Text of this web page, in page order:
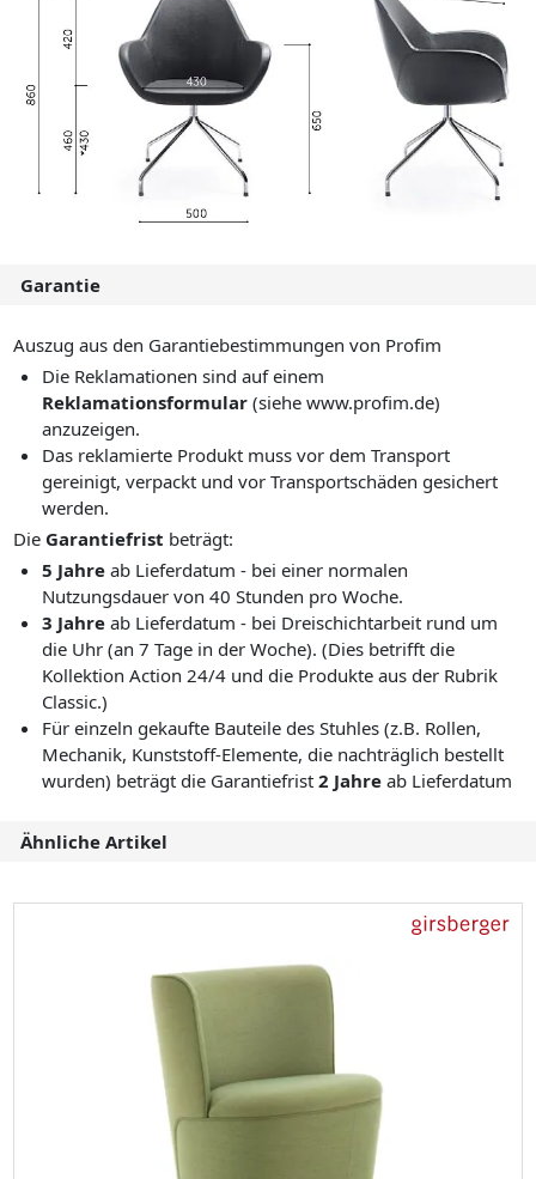
Garantie
Auszug aus den Garantiebestimmungen von Profim
Die Reklamationen sind auf einem
Reklamationsformular (siehe www.profim.de)
anzuzeigen.
Das reklamierte Produkt muss vor dem Transport
gereinigt, verpackt und vor Transportschäden gesichert
werden.
Die Garantiefrist beträgt:
5 Jahre ab Lieferdatum - bei einer normalen
Nutzungsdauer von 40 Stunden pro Woche.
3 Jahre ab Lieferdatum - bei Dreischichtarbeit rund um
die Uhr (an 7 Tage in der Woche). (Dies betrifft die
Kollektion Action 24/4 und die Produkte aus der Rubrik
Classic.)
Für einzeln gekaufte Bauteile des Stuhles (z.B. Rollen,
Mechanik, Kunststoff-Elemente, die nachträglich bestellt
wurden) beträgt die Garantiefrist2 Jahre ab Lieferdatum
Ähnliche Artikel